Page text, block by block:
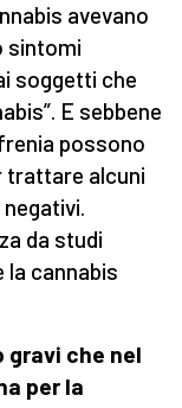
avevano
sintomi
soggetti che
E sebbene
possono
trattare alcuni
da studi
la cannabis
gravi che nel
per la